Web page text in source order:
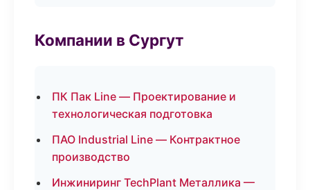
Компании в Сургут
ПК Пак Line — Проектирование и
технологическая подготовка
ПАО Industrial Line — Контрактное
производство
Инжиниринг TechPlant Металлика —